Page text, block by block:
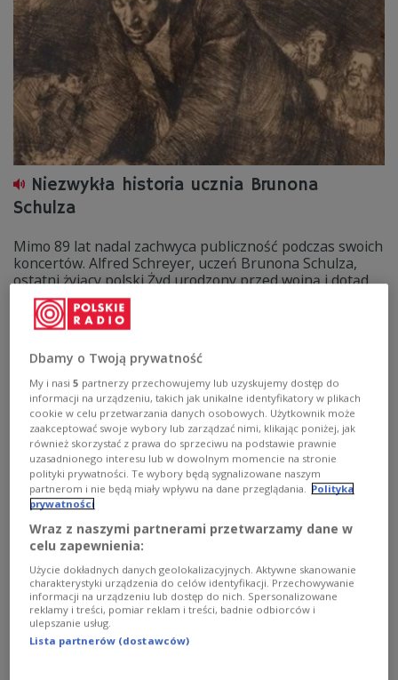
Niezwykła historia ucznia Brunona
Schulza
Mimo 89 lat nadal zachwyca publiczność podczas swoich
koncertów. Alfred Schreyer, uczeń Brunona Schulza,
ostatni żyjący polski Żyd urodzony przed wojną i dotąd
mieszkający w Drohobyczu.
Zobacz więcej na temat:
Niemcy
Alfred Schreyer – uczeń Schulza
Zapraszamy na drugą część audycji, której bohaterem
będzie uczeń Brunona Schulza, ostatni żyjący polski Żyd
urodzony przed wojną i dotąd mieszkający w
Drohobyczu.
Dbamy o Twoją prywatność
My i nasi5 partnerzy przechowujemy lub uzyskujemy dostęp do
informacji na urządzeniu, takich jak unikalne identyfikatory w plikach
cookie w celu przetwarzania danych osobowych. Użytkownik może
zaakceptować swoje wybory lub zarządzać nimi, klikając poniżej, jak
również skorzystać z prawa do sprzeciwu na podstawie prawnie
uzasadnionego interesu lub w dowolnym momencie na stronie
polityki prywatności. Te wybory będą sygnalizowane naszym
partnerom i nie będą miały wpływu na dane przeglądania.
Polityka
prywatności
Wraz z naszymi partnerami przetwarzamy dane w
celu zapewnienia:
Użycie dokładnych danych geolokalizacyjnych. Aktywne skanowanie
charakterystyki urządzenia do celów identyfikacji. Przechowywanie
informacji na urządzeniu lub dostęp do nich. Spersonalizowane
reklamy i treści, pomiar reklam i treści, badnie odbiorców i
ulepszanie usług.
Lista partnerów (dostawców)